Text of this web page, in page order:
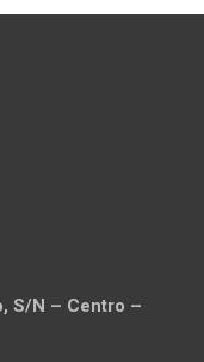
S/N – Centro –